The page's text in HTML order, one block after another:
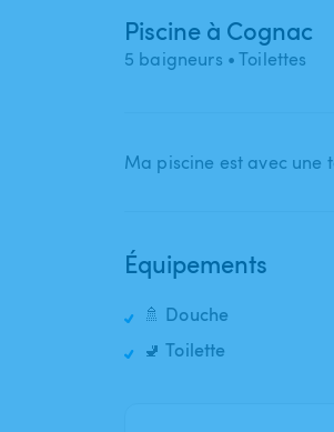
Piscine à Cognac
5 baigneurs • Toilettes
Équipements
🚿 Douche
🚽 Toilette